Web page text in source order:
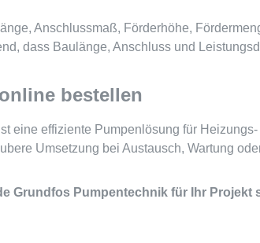
Anschlussmaß, Förderhöhe,
dass Baulänge, Anschluss und
bestellen
eine effiziente Pumpenlösung für
Umsetzung bei Austausch, Wartung
Grundfos Pumpentechnik für Ihr Projekt